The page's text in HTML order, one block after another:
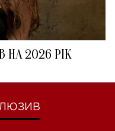
НА 2026 РІК